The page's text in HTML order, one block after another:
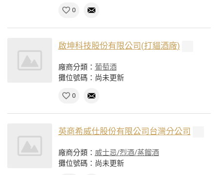
0
啟坤科技股份有限公司(打貓酒廠)
廠商分類： 葡萄酒
攤位號碼：尚未更新
0
英商希威仕股份有限公司台灣分公司
廠商分類： 威士忌/烈酒/蒸餾酒
攤位號碼：尚未更新